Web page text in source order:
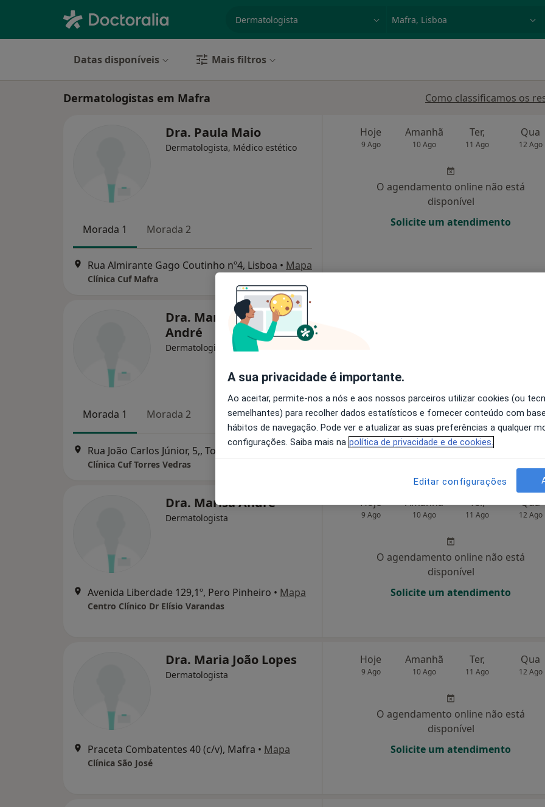
Datas disponíveis Mais filtros
Dermatologistas em Mafra Como classificamos os
Dra. Paula Maio
Dermatologista, Médico estético
Morada 1 Morada 2
Rua Almirante Gago Coutinho nº4, Lisboa • Mapa
Clínica Cuf Mafra
Hoje
9 Ago
Amanhã
10 Ago
Ter,
11 Ago
Qua
12 Ago
O agendamento online não está
disponível
Solicite um atendimento
Dra. Marisa Carpinteiro
André
Dermatologista
Morada 1 Morada 2
Rua João Carlos Júnior, 5,, Torres Vedras
Clínica Cuf Torres Vedras
O agendamento online não está
Solicite um atendimento
Dra. Marisa André
Dermatologista
Avenida Liberdade 129,1º, Pero Pinheiro • Mapa
Centro Clínico Dr Elísio Varandas
Hoje
9 Ago
Amanhã
10 Ago
Ter,
11 Ago
Qua
12 Ago
O agendamento online não está
disponível
Solicite um atendimento
Dra. Maria João Lopes
Dermatologista
Praceta Combatentes 40 (c/v), Mafra • Mapa
Clínica São José
Hoje
9 Ago
Amanhã
10 Ago
Ter,
11 Ago
Qua
12 Ago
O agendamento online não está
disponível
Solicite um atendimento
A sua privacidade é importante.
Ao aceitar, permite-nos a nós e aos nossos parceiros utilizar cookies (ou
semelhantes) para recolher dados estatísticos e fornecer conteúdo com
hábitos de navegação. Pode ver e atualizar as suas preferências a qualquer
configurações. Saiba mais na política de privacidade e de cookies.
Editar configurações